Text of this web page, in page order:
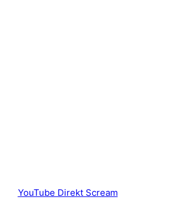
YouTube Direkt Scream